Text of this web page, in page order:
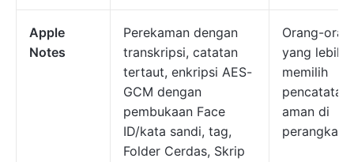
Apple
Notes
Perekaman dengan
transkripsi, catatan
tertaut, enkripsi AES-
GCM dengan
pembukaan Face
ID/kata sandi, tag,
Folder Cerdas, Skrip
Orang-
yang lebih
memilih
pencatatan
aman di
perangkat